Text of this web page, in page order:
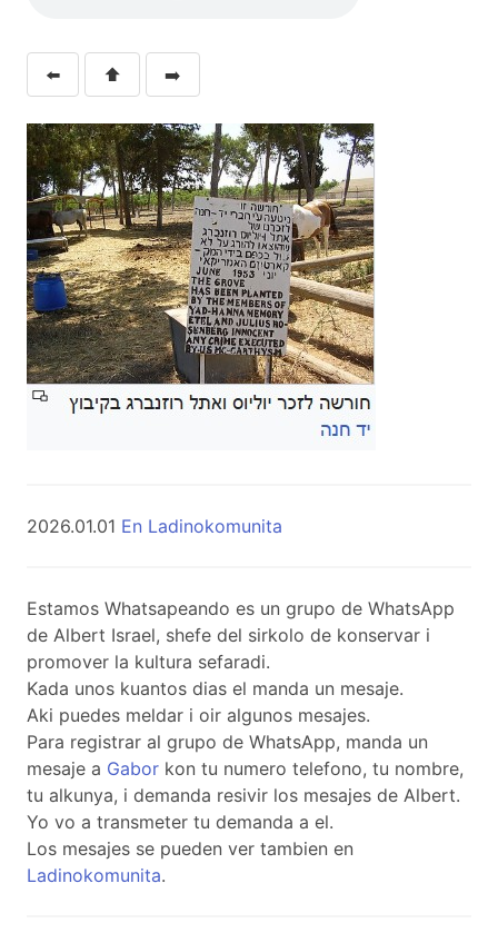
⬅️ ⬆️ ➡️
2026.01.01 En Ladinokomunita
Estamos Whatsapeando es un grupo de WhatsApp
de Albert Israel, shefe del sirkolo de konservar i
promover la kultura sefaradi.
Kada unos kuantos dias el manda un mesaje.
Aki puedes meldar i oir algunos mesajes.
Para registrar al grupo de WhatsApp, manda un
mesaje a Gabor kon tu numero telefono, tu nombre,
tu alkunya, i demanda resivir los mesajes de Albert.
Yo vo a transmeter tu demanda a el.
Los mesajes se pueden ver tambien en
Ladinokomunita.